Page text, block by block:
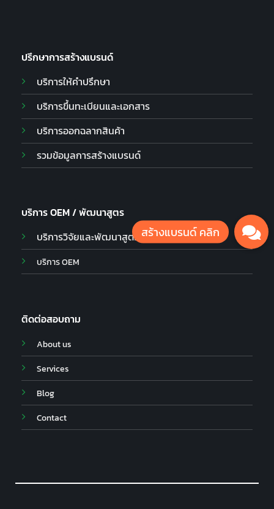
ปรึกษาการสร้างแบรนด์
บริการให้คำปรึกษา
บริการขึ้นทะเบียนและเอกสาร
บริการออกฉลากสินค้า
รวมข้อมูลการสร้างแบรนด์
บริการ OEM / พัฒนาสูตร
บริการวิจัยและพัฒนาสูตร
บริการ OEM
ติดต่อสอบถาม
About us
Services
Blog
Contact